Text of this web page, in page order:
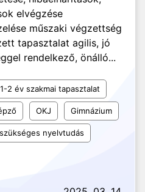
elvégzése
műszaki végzettség
tapasztalat agilis, jó
rendelkező, önálló...
1-2 év szakmai tapasztalat
OKJ Gimnázium
nyelvtudás